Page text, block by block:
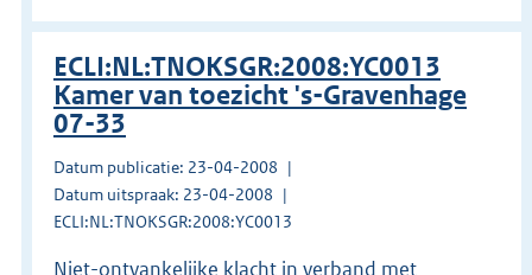
ECLI:NL:TNOKSGR:2008:YC0013
Kamer van toezicht 's-Gravenhage
07-33
Datum publicatie: 23-04-2008
Datum uitspraak: 23-04-2008
ECLI:NL:TNOKSGR:2008:YC0013
Niet­-ontvankelijke klacht in verband met